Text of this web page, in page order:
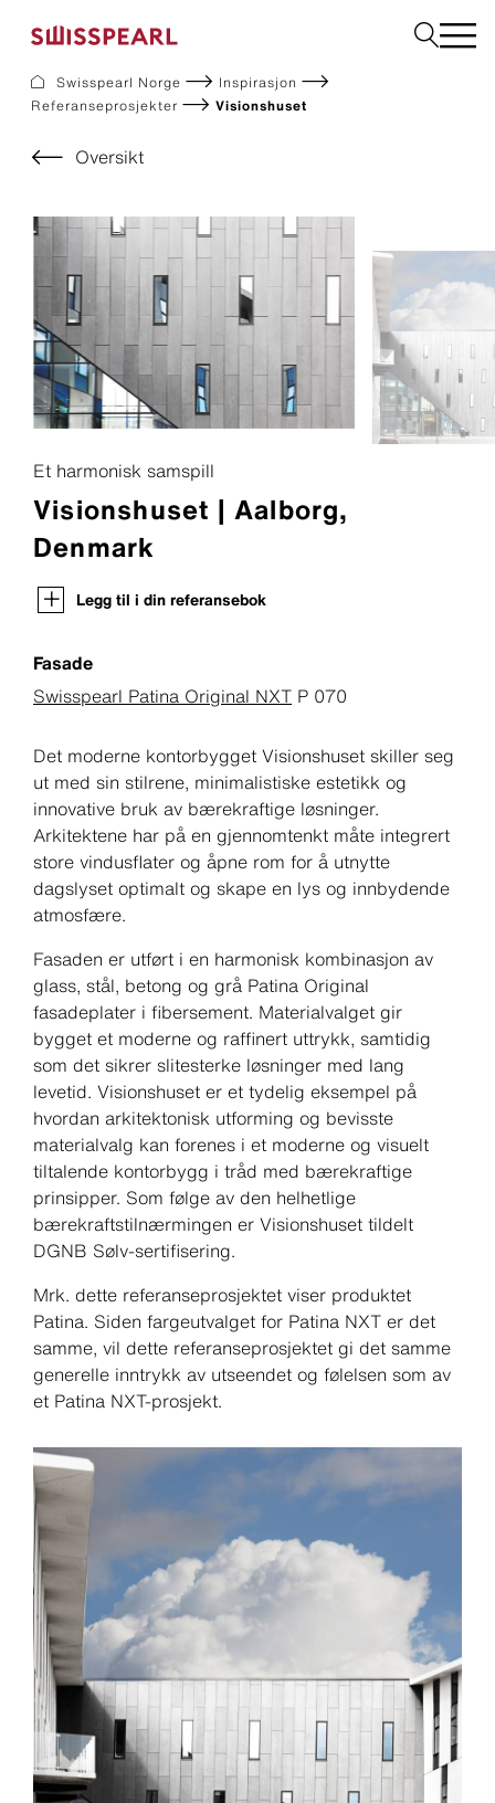
Om oss
Rådgivning
Inspirasjon
Nedlastninger og dokumentasjon
Bærekraft
Fasade
Bygningsplater
Bestill produktprøver
Swisspearl Norge
Inspirasjon
Referanseprosjekter
Visionshuset
Oversikt
Et harmonisk samspill
Visionshuset | Aalborg,
Denmark
Legg til i din referansebok
Fasade
Swisspearl Patina Original NXT P 070
Det moderne kontorbygget Visionshuset skiller seg
ut med sin stilrene, minimalistiske estetikk og
innovative bruk av bærekraftige løsninger.
Arkitektene har på en gjennomtenkt måte integrert
store vindusflater og åpne rom for å utnytte
dagslyset optimalt og skape en lys og innbydende
atmosfære.
Fasaden er utført i en harmonisk kombinasjon av
glass, stål, betong og grå Patina Original
fasadeplater i fibersement. Materialvalget gir
bygget et moderne og raffinert uttrykk, samtidig
som det sikrer slitesterke løsninger med lang
levetid. Visionshuset er et tydelig eksempel på
hvordan arkitektonisk utforming og bevisste
materialvalg kan forenes i et moderne og visuelt
tiltalende kontorbygg i tråd med bærekraftige
prinsipper. Som følge av den helhetlige
bærekraftstilnærmingen er Visionshuset tildelt
DGNB Sølv-sertifisering.
Mrk. dette referanseprosjektet viser produktet
Patina. Siden fargeutvalget for Patina NXT er det
samme, vil dette referanseprosjektet gi det samme
generelle inntrykk av utseendet og følelsen som av
et Patina NXT-prosjekt.